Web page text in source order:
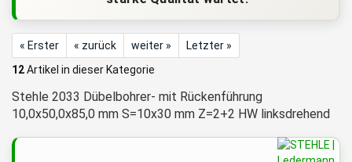
« Erster « zurück weiter »
Letzter »
12Artikel in dieser Kategorie
Stehle 2033 Dübelbohrer- mit Rückenführung
10,0x50,0x85,0 mm S=10x30 mm Z=2+2 HW linksdrehend